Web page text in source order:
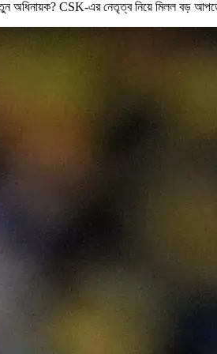
অধিনায়ক? CSK-এর নেতৃত্ব নিয়ে মিলল বড়